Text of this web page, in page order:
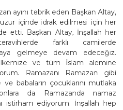
ayını tebrik eden Başkan Altay,
içinde idrak edilmesi için her
etti. Başkan Altay, İnşallah her
farklı camilerde
gelmeye devam edeceğiz.
ülkemize ve tüm İslam alemine
Ramazanı Ramazan gibi
babaların çocuklarını mutlaka
da Ramazanda namaz
istirham ediyorum. İnşallah hep